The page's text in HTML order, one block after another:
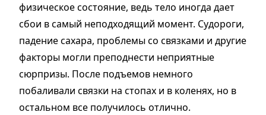
физическое состояние, ведь тело иногда дает
сбои в самый неподходящий момент. Судороги,
падение сахара, проблемы со связками и другие
факторы могли преподнести неприятные
сюрпризы. После подъемов немного
побаливали связки на стопах и в коленях, но в
остальном все получилось отлично.